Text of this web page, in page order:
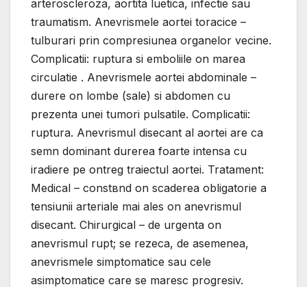
arteroscleroza, aortita luetica, infectie sau
traumatism. Anevrismele aortei toracice –
tulburari prin compresiunea organelor vecine.
Complicatii: ruptura si emboliile оn marea
circulatie . Anevrismele aortei abdominale –
durere оn lombe (sale) si abdomen cu
prezenta unei tumori pulsatile. Complicatii:
ruptura. Anevrismul disecant al aortei are ca
semn dominant durerea foarte intensa cu
iradiere pe оntreg traiectul aortei. Tratament:
Medical – constвnd оn scaderea obligatorie a
tensiunii arteriale mai ales оn anevrismul
disecant. Chirurgical – de urgenta оn
anevrismul rupt; se rezeca, de asemenea,
anevrismele simptomatice sau cele
asimptomatice care se maresc progresiv.